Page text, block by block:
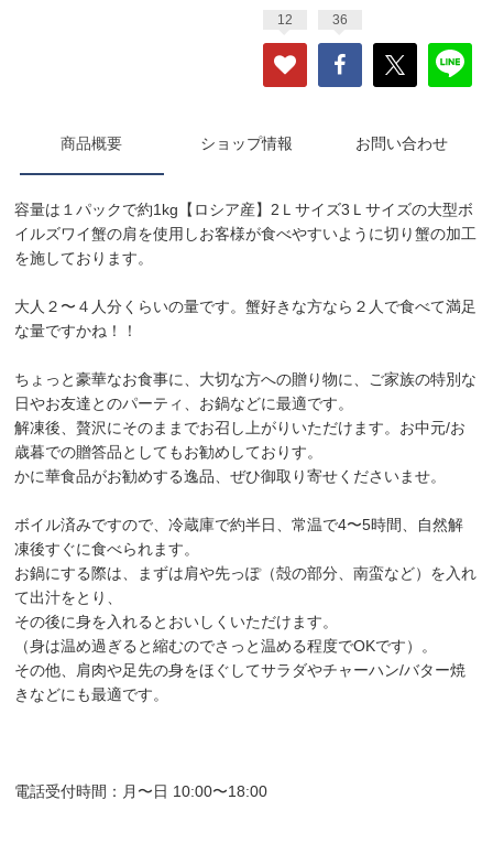
12 36
商品概要 ショップ情報 お問い合わせ
容量は１パックで約1kg【ロシア産】2Ｌサイズ3Ｌサイズの大型ボ
イルズワイ蟹の肩を使用しお客様が食べやすいように切り蟹の加工
を施しております。
大人２〜４人分くらいの量です。蟹好きな方なら２人で食べて満足
な量ですかね！！
ちょっと豪華なお食事に、大切な方への贈り物に、ご家族の特別な
日やお友達とのパーティ、お鍋などに最適です。
解凍後、贅沢にそのままでお召し上がりいただけます。お中元/お
歳暮での贈答品としてもお勧めしておりす。
かに華食品がお勧めする逸品、ぜひ御取り寄せくださいませ。
ボイル済みですので、冷蔵庫で約半日、常温で4〜5時間、自然解
凍後すぐに食べられます。
お鍋にする際は、まずは肩や先っぽ（殻の部分、南蛮など）を入れ
て出汁をとり、
その後に身を入れるとおいしくいただけます。
（身は温め過ぎると縮むのでさっと温める程度でOKです）。
その他、肩肉や足先の身をほぐしてサラダやチャーハン/バター焼
きなどにも最適です。
電話受付時間：月〜日 10:00〜18:00